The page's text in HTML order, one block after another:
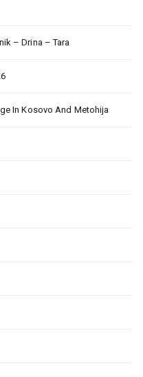
– Drina – Tara
In Kosovo And Metohija